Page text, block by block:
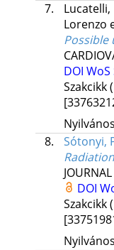
7.
Lorenzo
Possible
DOI WoS
Szakcikk
8.
Sótonyi,
DOI
Szakcikk